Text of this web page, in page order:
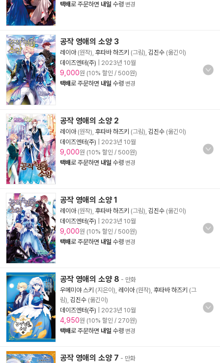
택배로 주문하면 내일 수령 변경
공작 영애의 소양 3
레이아(원작), 후타바 하즈키 (그림), 김진수 (옮긴이)
데이즈엔터(주)
2023년 10월
9,000원 (10% 할인 / 500원)
택배로 주문하면 내일 수령 변경
공작 영애의 소양 2
레이아(원작), 후타바 하즈키 (그림), 김진수 (옮긴이)
데이즈엔터(주)
2023년 10월
9,000원 (10% 할인 / 500원)
택배로 주문하면 내일 수령 변경
공작 영애의 소양 1
레이아(원작), 후타바 하즈키 (그림), 김진수 (옮긴이)
데이즈엔터(주)
2023년 10월
9,000원 (10% 할인 / 500원)
택배로 주문하면 내일 수령 변경
공작 영애의 소양 8 - 만화
우메미야 스키 (지은이), 레이아(원작), 후타바 하즈키 (그
림), 김진수 (옮긴이)
데이즈엔터(주)
2023년 10월
4,950원 (10% 할인 / 270원)
택배로 주문하면 내일 수령 변경
공작 영애의 소양 7 - 만화